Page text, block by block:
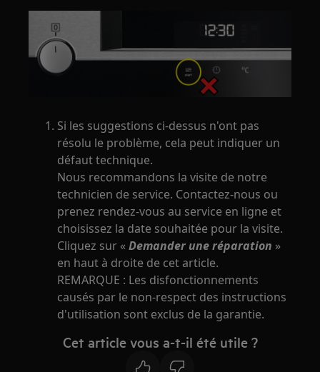
Si les suggestions ci-dessus n'ont pas
résolu le problème, cela peut indiquer un
défaut technique.
Nous recommandons la visite de notre
technicien de service. Contactez-nous ou
prenez rendez-vous au service en ligne et
choisissez la date souhaitée pour la visite.
Cliquez sur «Demander une réparation »
en haut à droite de cet article.
REMARQUE : Les disfonctionnements
causés par le non-respect des instructions
d'utilisation sont exclus de la garantie.
Cet article vous a-t-il été utile ?